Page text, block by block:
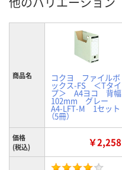
商品名 コクヨ ファイルボ
ックス-FS ＜Tタイ
プ＞ A4ヨコ 背幅
102mm グレー
A4-LFT-M 1セット
（5冊）
価格
(税込)
￥2,258